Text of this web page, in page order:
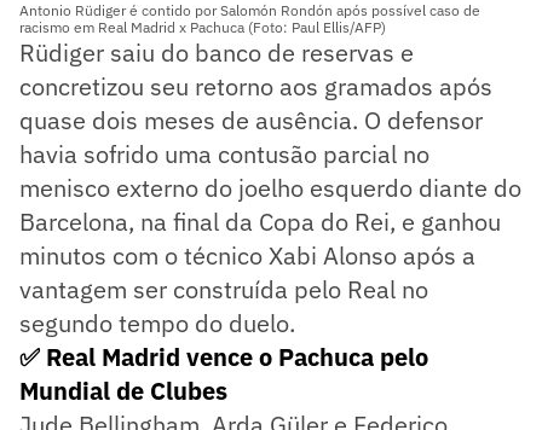
Antonio Rüdiger é contido por Salomón Rondón após possível caso de
racismo em Real Madrid x Pachuca (Foto: Paul Ellis/AFP)
Rüdiger saiu do banco de reservas e
concretizou seu retorno aos gramados após
quase dois meses de ausência. O defensor
havia sofrido uma contusão parcial no
menisco externo do joelho esquerdo diante do
Barcelona, na final da Copa do Rei, e ganhou
minutos com o técnico Xabi Alonso após a
vantagem ser construída pelo Real no
segundo tempo do duelo.
✅ Real Madrid vence o Pachuca pelo
Mundial de Clubes